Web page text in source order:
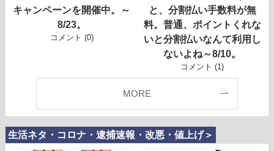
キャンペーンを開催中。～
8/23。
コメント (0)
と、分割払い手数料が無
料。普通、ポイントくれな
いと分割払いなんて利用し
ないよね～8/10。
コメント (1)
MORE
生活ネタ・コロナ・逮捕速報・改悪・値上げ＞